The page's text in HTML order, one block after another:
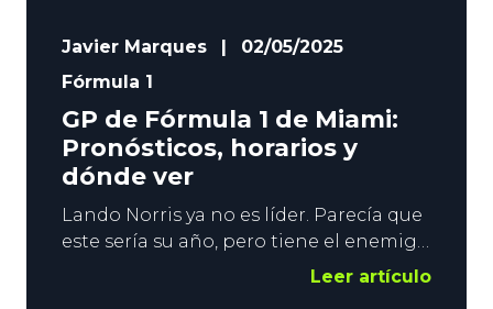
Javier Marques
02/05/2025
Fórmula 1
GP de Fórmula 1 de Miami:
Pronósticos, horarios y
dónde ver
Lando Norris ya no es líder. Parecía que
este sería su año, pero tiene el enemigo
en casa. Oscar Piastri marcha primero
Leer artículo